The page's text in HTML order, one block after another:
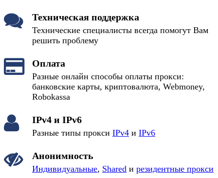
Техническая поддержка
Технические специалисты всегда помогут Вам
решить проблему
Оплата
Разные онлайн способы оплаты прокси:
банковские карты, криптовалюта, Webmoney,
Robokassa
IPv4 и IPv6
Разные типы прокси IPv4 и IPv6
Анонимность
Индивидуальные, Shared и резидентные прокси